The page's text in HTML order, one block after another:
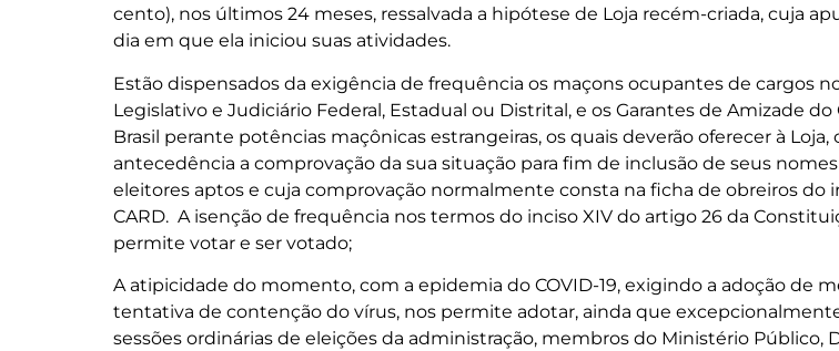
cento), nos últimos 24 meses, ressalvada a hipótese de Loja recém-criada, cuja
dia em que ela iniciou suas atividades.
Estão dispensados da exigência de frequência os maçons ocupantes de cargos
Legislativo e Judiciário Federal, Estadual ou Distrital, e os Garantes de Amizade
Brasil perante potências maçônicas estrangeiras, os quais deverão oferecer à Loja,
antecedência a comprovação da sua situação para fim de inclusão de seus
eleitores aptos e cuja comprovação normalmente consta na ficha de obreiros do
CARD. A isenção de frequência nos termos do inciso XIV do artigo 26 da
permite votar e ser votado;
A atipicidade do momento, com a epidemia do COVID-19, exigindo a adoção de
tentativa de contenção do vírus, nos permite adotar, ainda que
sessões ordinárias de eleições da administração, membros do Ministério Público,